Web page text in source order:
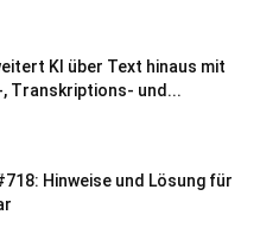
KI über Text hinaus mit
, Transkriptions- und...
Hinweise und Lösung für